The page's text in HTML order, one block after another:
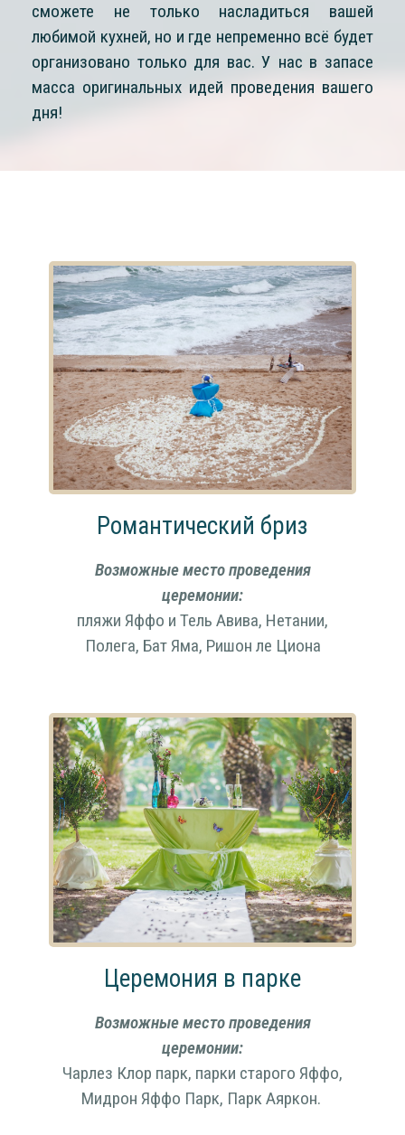
сможете не только насладиться вашей
любимой кухней, но и где непременно всё будет
организовано только для вас. У нас в запасе
масса оригинальных идей проведения вашего
дня!
Романтический бриз
Возможные место проведения
церемонии:
пляжи Яффо и Тель Авива, Нетании,
Полега, Бат Яма, Ришон ле Циона
Церемония в парке
Возможные место проведения
церемонии:
Чарлез Клор парк, парки старого Яффо,
Мидрон Яффо Парк, Парк Аяркон.